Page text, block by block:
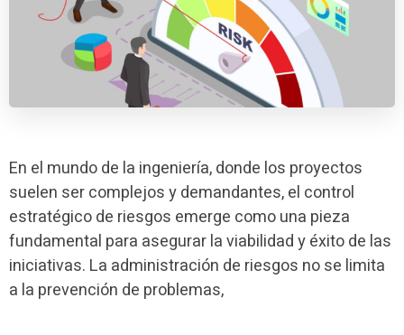
En el mundo de la ingeniería, donde los proyectos
suelen ser complejos y demandantes, el control
estratégico de riesgos emerge como una pieza
fundamental para asegurar la viabilidad y éxito de las
iniciativas. La administración de riesgos no se limita
a la prevención de problemas,